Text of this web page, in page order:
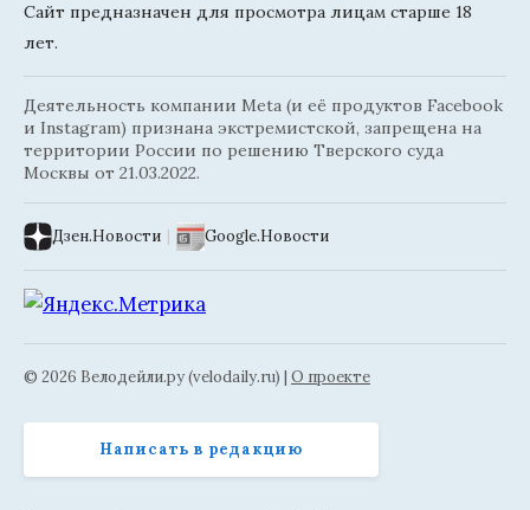
Сайт предназначен для просмотра лицам старше 18
лет.
Деятельность компании Meta (и её продуктов Facebook
и Instagram) признана экстремистской, запрещена на
территории России по решению Тверского суда
Москвы от 21.03.2022.
Дзен.Новости | Google.Новости
© 2026 Велодейли.ру (velodaily.ru) | О проекте
Написать в редакцию